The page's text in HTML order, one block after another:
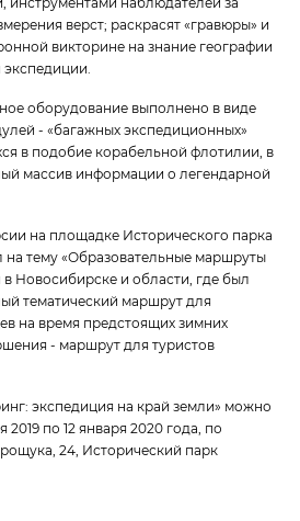
верст; раскрасят «гравюры» и
викторине на знание географии
оборудование выполнено в виде
- «багажных экспедиционных»
в подобие корабельной флотилии, в
массив информации о легендарной
на площадке Исторического парка
на тему «Образовательные маршруты
Новосибирске и области, где был
тематический маршрут для
на время предстоящих зимних
- маршрут для туристов
экспедиция на край земли» можно
2019 по 12 января 2020 года, по
24, Исторический парк